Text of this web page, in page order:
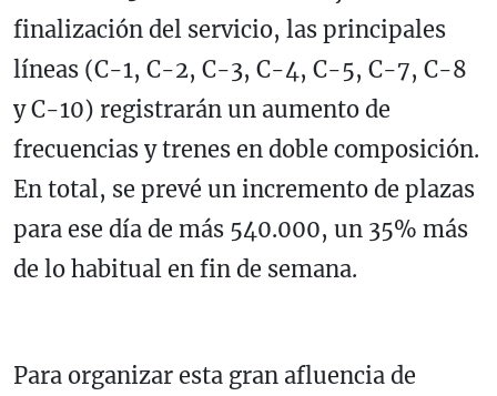
finalización del servicio, las principales
líneas (C-1, C-2, C-3, C-4, C-5, C-7, C-8
y C-10) registrarán un aumento de
frecuencias y trenes en doble composición.
En total, se prevé un incremento de plazas
para ese día de más 540.000, un 35% más
de lo habitual en fin de semana.
Para organizar esta gran afluencia de